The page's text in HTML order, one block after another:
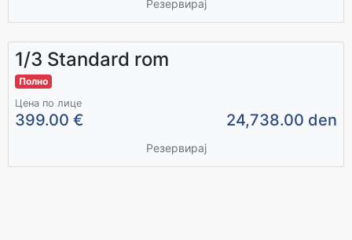
Резервирај
1/3 Standard rom
Полно
Цена по лице
399.00 € 24,738.00 den
Резервирај